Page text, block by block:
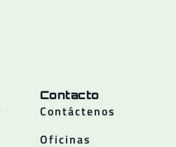
Contacto
Contáctenos
Oficinas